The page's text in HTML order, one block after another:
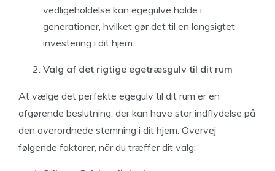
vedligeholdelse kan egegulve holde i
generationer, hvilket gør det til en langsigtet
investering i dit hjem.
Valg af det rigtige egetræsgulv til dit rum
At vælge det perfekte egegulv til dit rum er en
afgørende beslutning, der kan have stor indflydelse på
den overordnede stemning i dit hjem. Overvej
følgende faktorer, når du træffer dit valg: